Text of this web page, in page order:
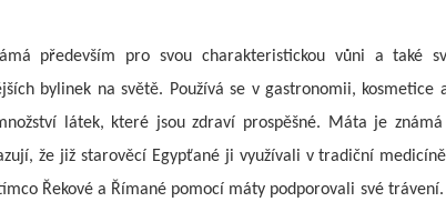
především pro svou charakteristickou vůni a také
bylinek na světě. Používá se v gastronomii,
látek, které jsou zdraví prospěšné. Máta je
že již starověcí Egypťané ji využívali v tradiční
Řekové a Římané pomocí máty podporovali své